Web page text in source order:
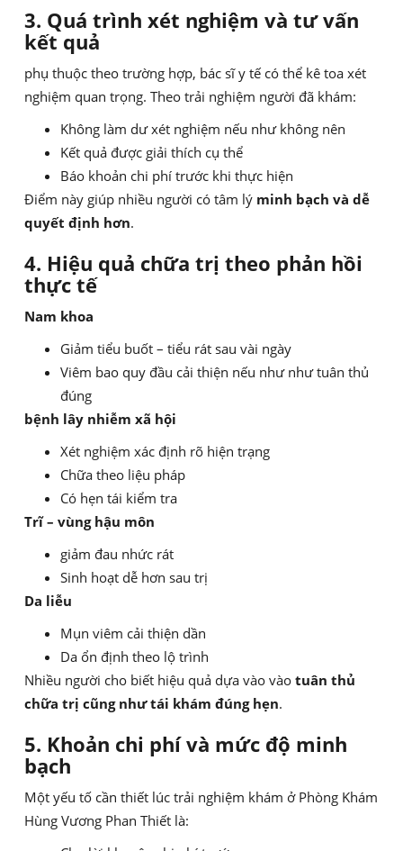
3. Quá trình xét nghiệm và tư vấn
kết quả
phụ thuộc theo trường hợp, bác sĩ y tế có thể kê toa xét
nghiệm quan trọng. Theo trải nghiệm người đã khám:
Không làm dư xét nghiệm nếu như không nên
Kết quả được giải thích cụ thể
Báo khoản chi phí trước khi thực hiện
Điểm này giúp nhiều người có tâm lý minh bạch và dễ
quyết định hơn.
4. Hiệu quả chữa trị theo phản hồi
thực tế
Nam khoa
Giảm tiểu buốt – tiểu rát sau vài ngày
Viêm bao quy đầu cải thiện nếu như như tuân thủ
đúng
bệnh lây nhiễm xã hội
Xét nghiệm xác định rõ hiện trạng
Chữa theo liệu pháp
Có hẹn tái kiểm tra
Trĩ – vùng hậu môn
giảm đau nhức rát
Sinh hoạt dễ hơn sau trị
Da liễu
Mụn viêm cải thiện dần
Da ổn định theo lộ trình
Nhiều người cho biết hiệu quả dựa vào vào tuân thủ
chữa trị cũng như tái khám đúng hẹn.
5. Khoản chi phí và mức độ minh
bạch
Một yếu tố cần thiết lúc trải nghiệm khám ở Phòng Khám
Hùng Vương Phan Thiết là: